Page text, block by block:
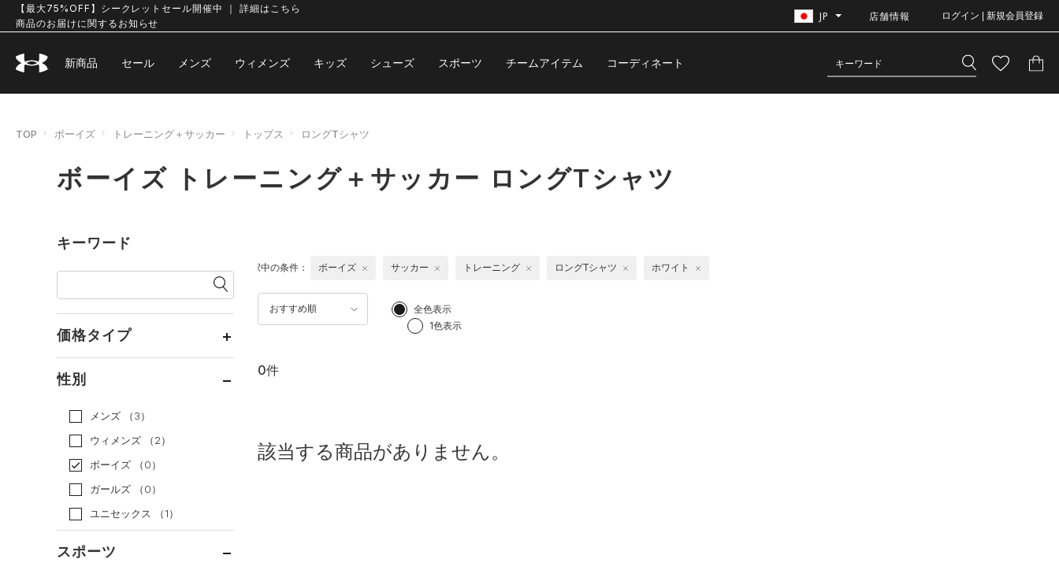
【最大75%OFF】シークレットセール開催中 ｜ 詳細はこちら
商品のお届けに関するお知らせ
JP 店舗情報 ログイン | 新規会員登録
新商品 セール メンズ ウィメンズ キッズ シューズ スポーツ チームアイテム コーディネート
TOP ボーイズ トレーニング＋サッカー トップス ロングTシャツ
ボーイズ トレーニング＋サッカー ロングTシャツ
キーワード
価格タイプ
性別
メンズ
（3）
ウィメンズ
（2）
ボーイズ
（0）
ガールズ
（0）
ユニセックス
（1）
スポーツ
おすすめ順
全色表示
1色表示
選択中の条件： ボーイズ サッカー トレーニング ロングTシャツ ホワイト
0件
該当する商品がありません。